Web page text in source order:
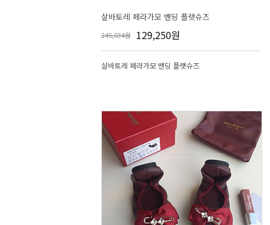
살바토레 페라가모 밴딩 플랫슈즈
245,034원 129,250원
살바토레 페라가모 밴딩 플랫슈즈